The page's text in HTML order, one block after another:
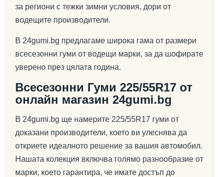
за региони с тежки зимни условия, дори от
водещите производители.
В 24gumi.bg предлагаме широка гама от размери
всесезонни гуми от водещи марки, за да шофирате
уверено през цялата година.
Всесезонни Гуми 225/55R17 от
онлайн магазин 24gumi.bg
В 24gumi.bg ще намерите 225/55R17 гуми от
доказани производители, което ви улеснява да
откриете идеалното решение за вашия автомобил.
Нашата колекция включва голямо разнообразие от
марки, което гарантира, че имате достъп до